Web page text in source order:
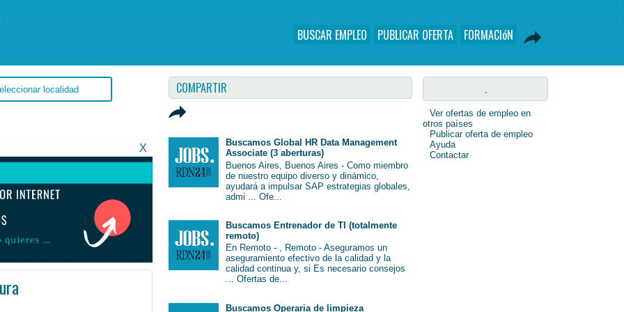
BUSCAR EMPLEO PUBLICAR OFERTA FORMACIóN
X
COMPARTIR
Buscamos Global HR Data Management
Associate (3 aberturas)
Buenos Aires, Buenos Aires - Como miembro
de nuestro equipo diverso y dinámico,
ayudará a impulsar SAP estrategias globales,
admi ... Ofe...
Buscamos Entrenador de TI (totalmente
remoto)
En Remoto - , Remoto - Aseguramos un
aseguramiento efectivo de la calidad y la
calidad continua y, si Es necesario consejos
... Ofertas de...
Buscamos Operaria de limpieza
.
Ver ofertas de empleo en
otros países
Publicar oferta de empleo
Ayuda
Contactar